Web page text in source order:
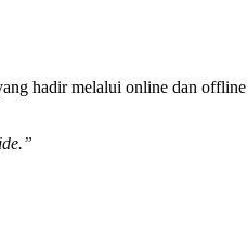
hadir melalui online dan